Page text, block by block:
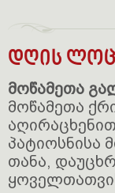
დღის
მოწამეთა
მოწამეთა
პატიოსნისა
თანა,